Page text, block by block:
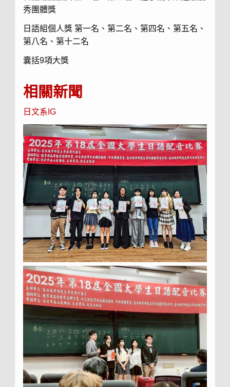
秀團體獎
日語組個人獎 第一名、第二名、第四名、第五名、
第八名、第十二名
囊括9項大獎
相關新聞
日文系IG